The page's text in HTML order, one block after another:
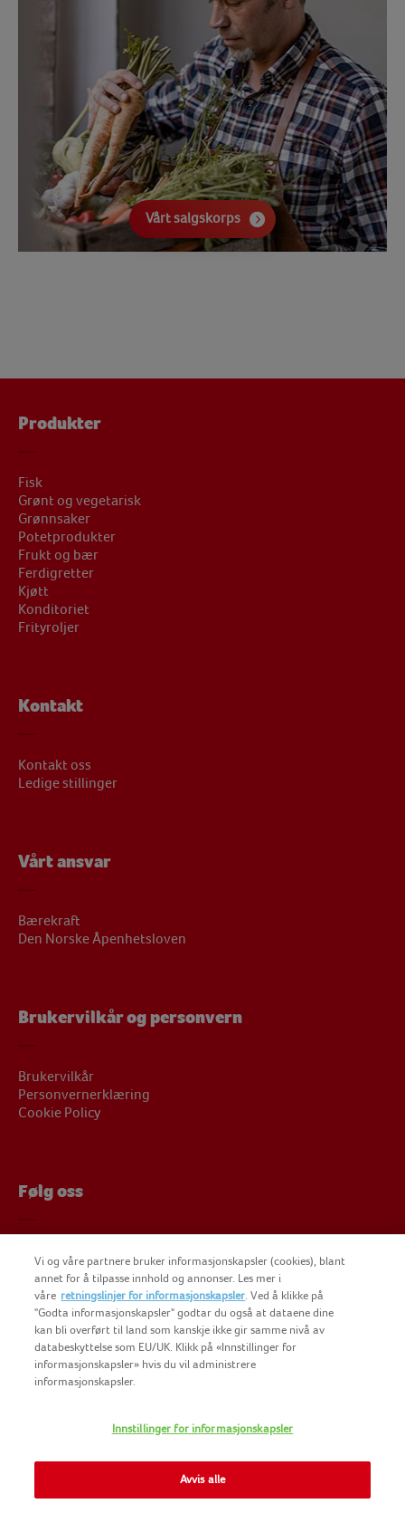
Vårt salgskorps
Produkter
Fisk
Grønt og vegetarisk
Grønnsaker
Potetprodukter
Frukt og bær
Ferdigretter
Kjøtt
Konditoriet
Frityroljer
Kontakt
Kontakt oss
Ledige stillinger
Vårt ansvar
Bærekraft
Den Norske Åpenhetsloven
Brukervilkår og personvern
Brukervilkår
Personvernerklæring
Cookie Policy
Følg oss
Følg oss på Instagram
Findus på YouTube
FINDUS
NOMAD FOODS
Vi og våre partnere bruker informasjonskapsler (cookies), blant
annet for å tilpasse innhold og annonser. Les mer i
våre retningslinjer for informasjonskapsler. Ved å klikke på
"Godta informasjonskapsler" godtar du også at dataene dine
kan bli overført til land som kanskje ikke gir samme nivå av
databeskyttelse som EU/UK. Klikk på «Innstillinger for
informasjonskapsler» hvis du vil administrere
informasjonskapsler.
Innstillinger for informasjonskapsler
Avvis alle